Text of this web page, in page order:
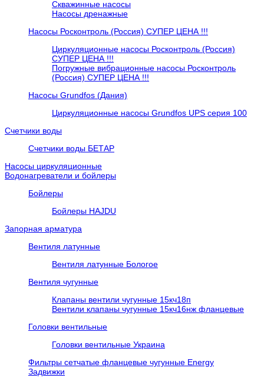
Скважинные насосы
Насосы дренажные
Насосы Росконтроль (Россия) СУПЕР ЦЕНА !!!
Циркуляционные насосы Росконтроль (Россия)
СУПЕР ЦЕНА !!!
Погружные вибрационные насосы Росконтроль
(Россия) СУПЕР ЦЕНА !!!
Насосы Grundfos (Дания)
Циркуляционные насосы Grundfos UPS серия 100
Счетчики воды
Счетчики воды БЕТАР
Насосы циркуляционные
Водонагреватели и бойлеры
Бойлеры
Бойлеры HAJDU
Запорная арматура
Вентиля латунные
Вентиля латунные Бологое
Вентиля чугунные
Клапаны вентили чугунные 15кч18п
Вентили клапаны чугунные 15кч16нж фланцевые
Головки вентильные
Головки вентильные Украина
Фильтры сетчатые фланцевые чугунные Energy
Задвижки